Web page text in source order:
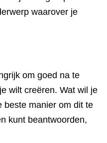
waarover je
om goed na te
wilt creëren. Wat wil je
beste manier om dit te
kunt beantwoorden,